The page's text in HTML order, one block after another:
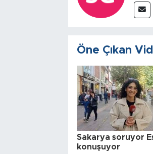
Öne Çıkan
Sakarya soruyor
konuşuyor